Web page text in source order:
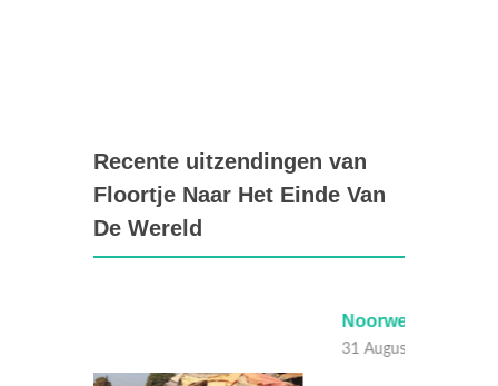
Recente uitzendingen van
Floortje Naar Het Einde Van
De Wereld